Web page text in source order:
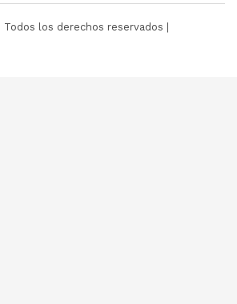
| Todos los derechos reservados |